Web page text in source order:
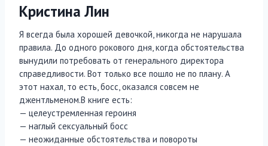
Кристина Лин
Я всегда была хорошей девочкой, никогда не нарушала
правила. До одного рокового дня, когда обстоятельства
вынудили потребовать от генерального директора
справедливости. Вот только все пошло не по плану. А
этот нахал, то есть, босс, оказался совсем не
джентльменом.В книге есть:
— целеустремленная героиня
— наглый сексуальный босс
— неожиданные обстоятельства и повороты